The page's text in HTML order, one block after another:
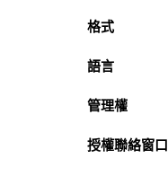
格式
語言
管理權
授權聯絡窗口